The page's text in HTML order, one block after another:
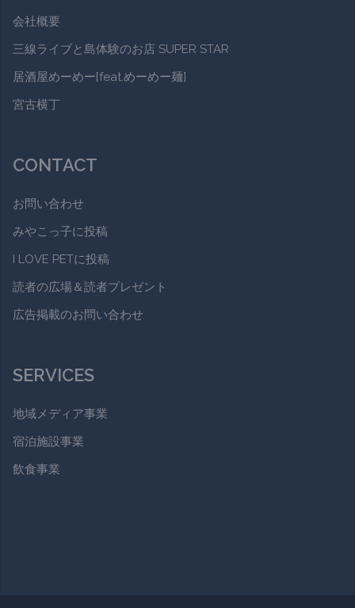
会社概要
三線ライブと島体験のお店 SUPER STAR
居酒屋めーめー[feat.めーめー麺]
宮古横丁
CONTACT
お問い合わせ
みやこっ子に投稿
I LOVE PETに投稿
読者の広場＆読者プレゼント
広告掲載のお問い合わせ
SERVICES
地域メディア事業
宿泊施設事業
飲食事業